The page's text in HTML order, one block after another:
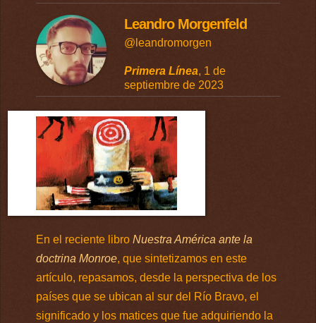
Leandro Morgenfeld
@leandromorgen
Primera Línea, 1 de
septiembre de 2023
En el reciente libro Nuestra América ante la
doctrina Monroe, que sintetizamos en este
artículo, repasamos, desde la perspectiva de los
países que se ubican al sur del Río Bravo, el
significado y los matices que fue adquiriendo la